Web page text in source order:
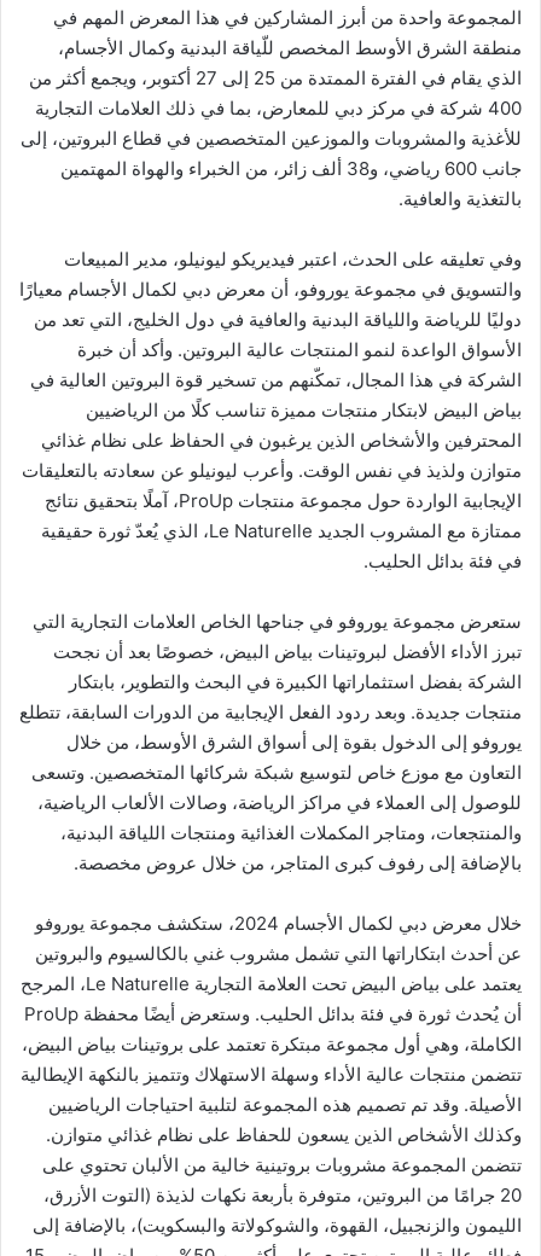
المجموعة واحدة من أبرز المشاركين في هذا المعرض المهم في
منطقة الشرق الأوسط المخصص للّياقة البدنية وكمال الأجسام،
الذي يقام في الفترة الممتدة من 25 إلى 27 أكتوبر، ويجمع أكثر من
400 شركة في مركز دبي للمعارض، بما في ذلك العلامات التجارية
للأغذية والمشروبات والموزعين المتخصصين في قطاع البروتين، إلى
جانب 600 رياضي، و38 ألف زائر، من الخبراء والهواة المهتمين
بالتغذية والعافية.
وفي تعليقه على الحدث، اعتبر فيديريكو ليونيلو، مدير المبيعات
والتسويق في مجموعة يوروفو، أن معرض دبي لكمال الأجسام معيارًا
دوليًا للرياضة واللياقة البدنية والعافية في دول الخليج، التي تعد من
الأسواق الواعدة لنمو المنتجات عالية البروتين. وأكد أن خبرة
الشركة في هذا المجال، تمكّنهم من تسخير قوة البروتين العالية في
بياض البيض لابتكار منتجات مميزة تناسب كلًا من الرياضيين
المحترفين والأشخاص الذين يرغبون في الحفاظ على نظام غذائي
متوازن ولذيذ في نفس الوقت. وأعرب ليونيلو عن سعادته بالتعليقات
الإيجابية الواردة حول مجموعة منتجات ProUp، آملًا بتحقيق نتائج
ممتازة مع المشروب الجديد Le Naturelle، الذي يُعدّ ثورة حقيقية
في فئة بدائل الحليب.
ستعرض مجموعة يوروفو في جناحها الخاص العلامات التجارية التي
تبرز الأداء الأفضل لبروتينات بياض البيض، خصوصًا بعد أن نجحت
الشركة بفضل استثماراتها الكبيرة في البحث والتطوير، بابتكار
منتجات جديدة. وبعد ردود الفعل الإيجابية من الدورات السابقة، تتطلع
يوروفو إلى الدخول بقوة إلى أسواق الشرق الأوسط، من خلال
التعاون مع موزع خاص لتوسيع شبكة شركائها المتخصصين. وتسعى
للوصول إلى العملاء في مراكز الرياضة، وصالات الألعاب الرياضية،
والمنتجعات، ومتاجر المكملات الغذائية ومنتجات اللياقة البدنية،
بالإضافة إلى رفوف كبرى المتاجر، من خلال عروض مخصصة.
خلال معرض دبي لكمال الأجسام 2024، ستكشف مجموعة يوروفو
عن أحدث ابتكاراتها التي تشمل مشروب غني بالكالسيوم والبروتين
يعتمد على بياض البيض تحت العلامة التجارية Le Naturelle، المرجح
أن يُحدث ثورة في فئة بدائل الحليب. وستعرض أيضًا محفظة ProUp
الكاملة، وهي أول مجموعة مبتكرة تعتمد على بروتينات بياض البيض،
تتضمن منتجات عالية الأداء وسهلة الاستهلاك وتتميز بالنكهة الإيطالية
الأصيلة. وقد تم تصميم هذه المجموعة لتلبية احتياجات الرياضيين
وكذلك الأشخاص الذين يسعون للحفاظ على نظام غذائي متوازن.
تتضمن المجموعة مشروبات بروتينية خالية من الألبان تحتوي على
20 جرامًا من البروتين، متوفرة بأربعة نكهات لذيذة (التوت الأزرق،
الليمون والزنجبيل، القهوة، والشوكولاتة والبسكويت)، بالإضافة إلى